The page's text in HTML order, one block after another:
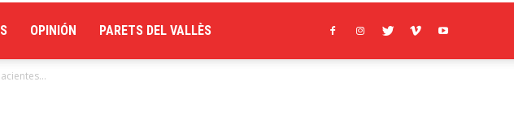
OPINIÓN PARETS DEL VALLÈS